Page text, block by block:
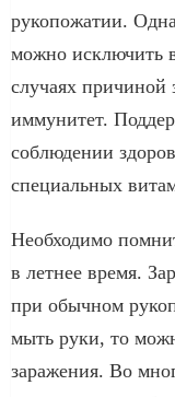
рукопожатии.
можно исключить
случаях причиной
иммунитет.
соблюдении
специальных
Необходимо
в летнее время.
при обычном
мыть руки, то
заражения. Во